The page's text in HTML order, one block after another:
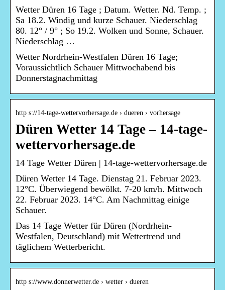
Wetter Düren 16 Tage ; Datum. Wetter. Nd. Temp. ;
Sa 18.2. Windig und kurze Schauer. Niederschlag
80. 12° / 9° ; So 19.2. Wolken und Sonne, Schauer.
Niederschlag …
Wetter Nordrhein-Westfalen Düren 16 Tage;
Voraussichtlich Schauer Mittwochabend bis
Donnerstagnachmittag
http s://14-tage-wettervorhersage.de › dueren › vorhersage
Düren Wetter 14 Tage – 14-tage-
wettervorhersage.de
14 Tage Wetter Düren | 14-tage-wettervorhersage.de
Düren Wetter 14 Tage. Dienstag 21. Februar 2023.
12°C. Überwiegend bewölkt. 7-20 km/h. Mittwoch
22. Februar 2023. 14°C. Am Nachmittag einige
Schauer.
Das 14 Tage Wetter für Düren (Nordrhein-
Westfalen, Deutschland) mit Wettertrend und
täglichem Wetterbericht.
http s://www.donnerwetter.de › wetter › dueren